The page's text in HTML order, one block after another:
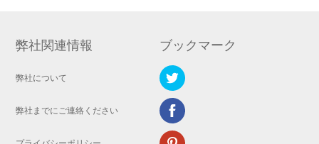
弊社関連情報
弊社について
弊社までにご連絡ください
ブックマーク